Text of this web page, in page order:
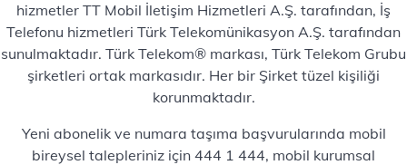
hizmetler TT Mobil İletişim Hizmetleri A.Ş. tarafından, İş
Telefonu hizmetleri Türk Telekomünikasyon A.Ş. tarafından
sunulmaktadır. Türk Telekom® markası, Türk Telekom Grubu
şirketleri ortak markasıdır. Her bir Şirket tüzel kişiliği
korunmaktadır.
Yeni abonelik ve numara taşıma başvurularında mobil
bireysel talepleriniz için 444 1 444, mobil kurumsal